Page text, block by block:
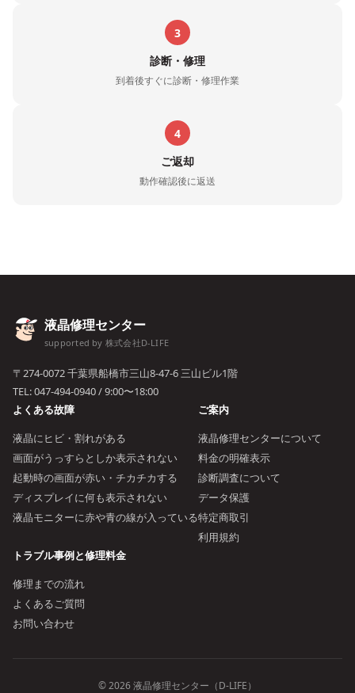
3
診断・修理
到着後すぐに診断・修理作業
4
ご返却
動作確認後に返送
液晶修理センター
supported by 株式会社D-LIFE
〒274-0072 千葉県船橋市三山8-47-6 三山ビル1階
TEL:047-494-0940/ 9:00〜18:00
よくある故障
液晶にヒビ・割れがある
画面がうっすらとしか表示されない
起動時の画面が赤い・チカチカする
ディスプレイに何も表示されない
液晶モニターに赤や青の線が入っている
ご案内
液晶修理センターについて
料金の明確表示
診断調査について
データ保護
特定商取引
利用規約
トラブル事例と修理料金
修理までの流れ
よくあるご質問
お問い合わせ
© 2026 液晶修理センター（D-LIFE）